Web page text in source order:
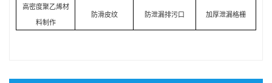
高密度聚乙烯材
料制作
防滑皮纹 防泄漏排污口 加厚泄漏格栅